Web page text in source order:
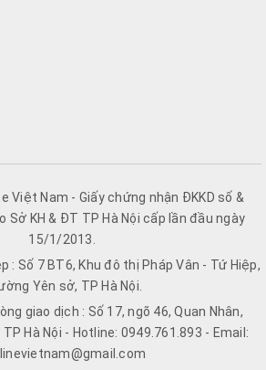
Việt Nam - Giấy chứng nhận ĐKKD số &
Sở KH & ĐT TP Hà Nội cấp lần đầu ngày
15/1/2013.
: Số 7 BT6, Khu đô thị Pháp Vân - Tứ Hiệp,
Yên sở, TP Hà Nội.
giao dịch : Số 17, ngõ 46, Quan Nhân,
Hà Nội - Hotline: 0949.761.893 - Email: